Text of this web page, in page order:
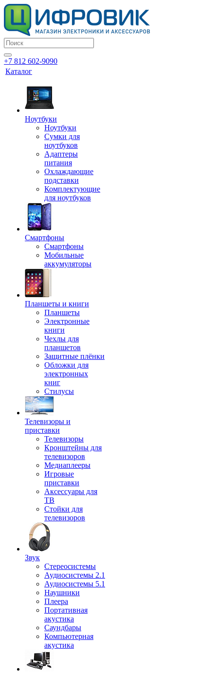
+7 812 602-9090
Каталог
Ноутбуки
Ноутбуки
Сумки для
ноутбуков
Адаптеры
питания
Охлаждающие
подставки
Комплектующие
для ноутбуков
Смартфоны
Смартфоны
Мобильные
аккумуляторы
Планшеты и книги
Планшеты
Электронные
книги
Чехлы для
планшетов
Защитные плёнки
Обложки для
электронных
книг
Стилусы
Телевизоры и
приставки
Телевизоры
Кронштейны для
телевизоров
Медиаплееры
Игровые
приставки
Аксессуары для
ТВ
Стойки для
телевизоров
Звук
Стереосистемы
Аудиосистемы 2.1
Аудиосистемы 5.1
Наушники
Плеера
Портативная
акустика
Саундбары
Компьютерная
акустика